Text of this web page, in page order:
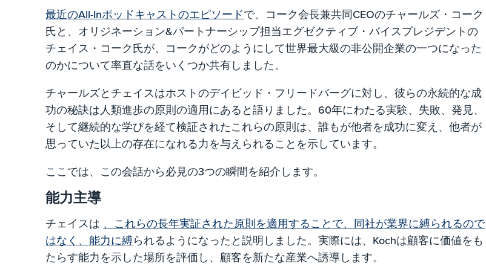
最近のAll-Inポッドキャストのエピソードで、コーク会長兼共同CEOのチャールズ・コーク
氏と、オリジネーション&パートナーシップ担当エグゼクティブ・バイスプレジデントの
チェイス・コーク氏が、コークがどのようにして世界最大級の非公開企業の一つになった
のかについて率直な話をいくつか共有しました。
チャールズとチェイスはホストのデイビッド・フリードバーグに対し、彼らの永続的な成
功の秘訣は人類進歩の原則の適用にあると語りました。60年にわたる実験、失敗、発見、
そして継続的な学びを経て検証されたこれらの原則は、誰もが他者を成功に変え、他者が
思っていた以上の存在になれる力を与えられることを示しています。
ここでは、この会話から必見の3つの瞬間を紹介します。
能力主導
チェイスは 、これらの長年実証された原則を適用することで、同社が業界に縛られるので
はなく、能力に縛られるようになったと説明しました。実際には、Kochは顧客に価値をも
たらす能力を示した場所を評価し、顧客を新たな産業へ誘導します。